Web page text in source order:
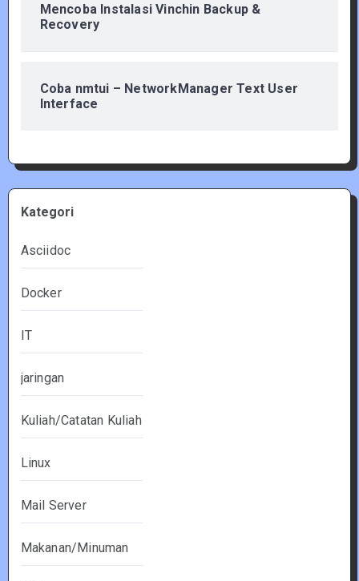
Mencoba Instalasi Vinchin Backup &
Recovery
Coba nmtui – NetworkManager Text User
Interface
Kategori
Asciidoc
Docker
IT
jaringan
Kuliah/Catatan Kuliah
Linux
Mail Server
Makanan/Minuman